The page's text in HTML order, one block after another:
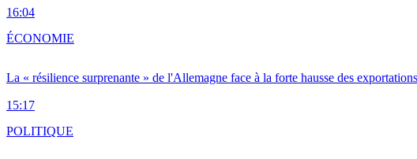
16:04
La « résilience surprenante » de l'Allemagne face à la forte hausse des
15:17
ÉCONOMIE
POLITIQUE